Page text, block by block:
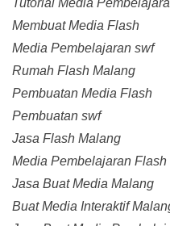
Tutorial Media
Membuat Media Flash
Media Pembelajaran swf
Rumah Flash Malang
Pembuatan Media Flash
Pembuatan swf
Jasa Flash Malang
Media Pembelajaran Flash
Jasa Buat Media Malang
Buat Media Interaktif